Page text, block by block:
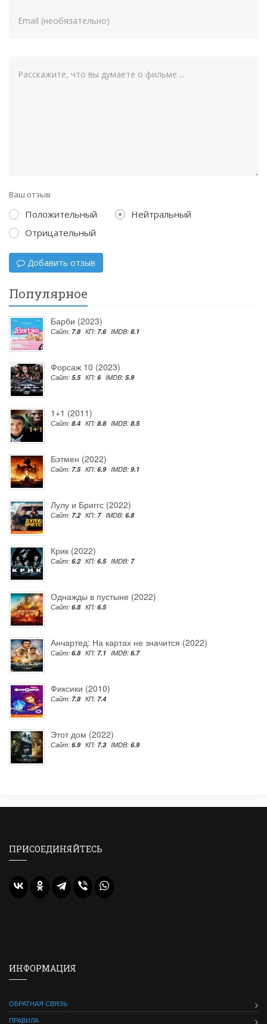
Ваш отзыв
Положительный
Нейтральный
Отрицательный
Добавить отзыв
Популярное
Барби (2023)
Сайт: 7.8 КП: 7.6 IMDB: 8.1
Форсаж 10 (2023)
Сайт: 5.5 КП: 6 IMDB: 5.9
1+1 (2011)
Сайт: 8.4 КП: 8.8 IMDB: 8.5
Бэтмен (2022)
Сайт: 7.5 КП: 6.9 IMDB: 9.1
Лулу и Бриггс (2022)
Сайт: 7.2 КП: 7 IMDB: 6.8
Крик (2022)
Сайт: 6.2 КП: 6.5 IMDB: 7
Однажды в пустыне (2022)
Сайт: 6.8 КП: 6.5
Анчартед: На картах не значится (2022)
Сайт: 6.8 КП: 7.1 IMDB: 6.7
Фиксики (2010)
Сайт: 7.8 КП: 7.4
Этот дом (2022)
Сайт: 6.9 КП: 7.3 IMDB: 6.9
ПРИСОЕДИНЯЙТЕСЬ
ИНФОРМАЦИЯ
ОБРАТНАЯ СВЯЗЬ
ПРАВИЛА